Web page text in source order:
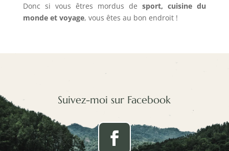
Donc si vous êtres mordus desport, cuisine du
monde et voyage, vous êtes au bon endroit !
Suivez-moi sur Facebook